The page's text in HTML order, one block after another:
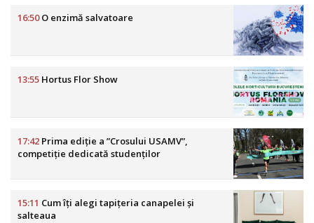
16:50O enzimă salvatoare
13:55 Hortus Flor Show
17:42 Prima ediție a ”Crosului USAMV”,
competiție dedicată studenților
15:11 Cum îți alegi tapițeria canapelei și
salteaua